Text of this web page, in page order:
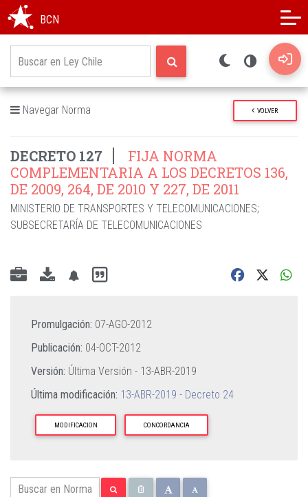
BCN
Navegar Norma VOLVER
DECRETO 127
FIJA NORMA
COMPLEMENTARIA A LOS DECRETOS 136,
DE 2009, 264, DE 2010 Y 227, DE 2011
MINISTERIO DE TRANSPORTES Y TELECOMUNICACIONES;
SUBSECRETARÍA DE TELECOMUNICACIONES
Promulgación: 07-AGO-2012
Publicación: 04-OCT-2012
Versión: Última Versión - 13-ABR-2019
Última modificación: 13-ABR-2019 - Decreto 24
MODIFICACION CONCORDANCIA